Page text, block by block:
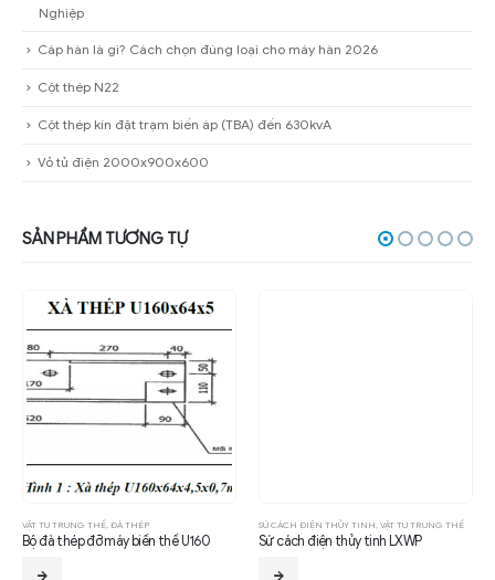
Nghiệp
Cáp hàn là gì? Cách chọn đúng loại cho máy hàn 2026
Cột thép N22
Cột thép kín đặt trạm biến áp (TBA) đến 630kvA
Vỏ tủ điện 2000x900x600
SẢN PHẨM TƯƠNG TỰ
VẬT TƯ TRUNG THẾ ĐÀ THÉP
Bộ đà thép đỡ máy biến thế U160
SỨ CÁCH ĐIỆN THỦY TINH VẬT TƯ TRUNG THẾ
Sứ cách điện thủy tinh LXWP